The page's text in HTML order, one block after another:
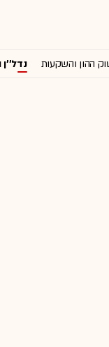
ההון והשקעות נדל''ן